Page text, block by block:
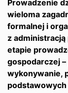
Prowadzenie
wieloma
formalnej i
z
etapie
gospodarczej
wykonywanie,